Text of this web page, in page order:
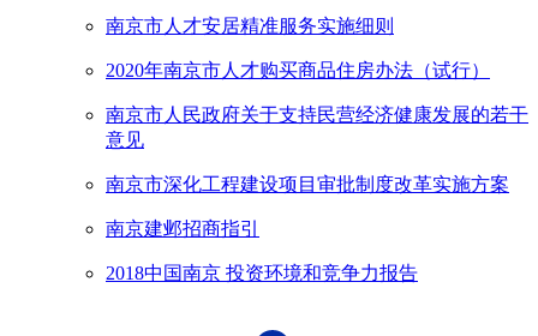
南京市人才安居精准服务实施细则
2020年南京市人才购买商品住房办法（试行）
南京市人民政府关于支持民营经济健康发展的若干
意见
南京市深化工程建设项目审批制度改革实施方案
南京建邺招商指引
2018中国南京 投资环境和竞争力报告